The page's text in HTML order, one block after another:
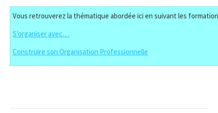
Vous retrouverez la thématique abordée ici en suivant les
S’organiser avec…
Construire son Organisation Professionnelle